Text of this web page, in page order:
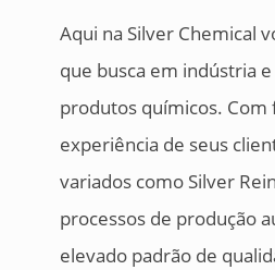
Aqui na Silver Chemical
que busca em indústria
produtos químicos. Com
experiência de seus
variados como Silver
processos de produção
elevado padrão de